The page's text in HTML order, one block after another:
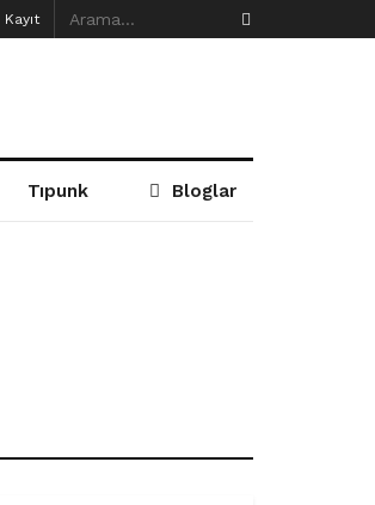
Kayıt
Tıpunk Bloglar